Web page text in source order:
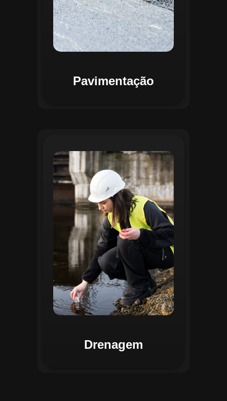
Pavimentação
Drenagem
O módulo de Gestão de Drenagem do
Regente aplica o geoprocessamento para
mapear redes de drenagem subterrâneas
e superficiais. A plataforma permite
identificar pontos de alagamento, planejar
intervenções e monitorar a eficiência das
estruturas de drenagem. Com análises
baseadas em dados coletados, o sistema
contribui para o planejamento urbano
sustentável, reduzindo riscos de
enchentes e otimizando a alocação de
recursos. Relatórios visuais facilitam a
comunicação dos resultados e o
acompanhamento dos projetos de
melhoria.